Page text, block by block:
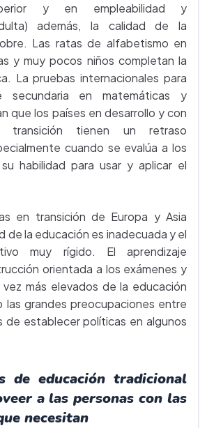
y en empleabilidad y
además, la calidad de la
Las ratas de alfabetismo en
y muy pocos niños completan la
La pruebas internacionales para
secundaria en matemáticas y
que los países en desarrollo y con
transición tienen un retraso
cuando se evalúa a los
habilidad para usar y aplicar el
en transición de Europa y Asia
de la educación es inadecuada y el
muy rígido. El aprendizaje
orientada a los exámenes y
más elevados de la educación
las grandes preocupaciones entre
de establecer políticas en algunos
de educación tradicional
a las personas con las
necesitan